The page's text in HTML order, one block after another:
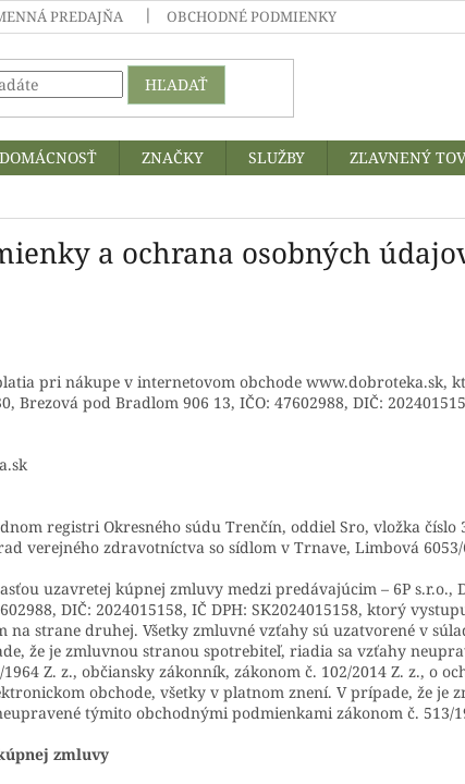
PREDAJŇA OBCHODNÉ PODMIENKY A OCHRANA
HĽADAŤ
DOMÁCNOSŤ ZNAČKY SLUŽBY
ZĽAVNENÝ
a ochrana osobných
pri nákupe v internetovom obchode www.dobroteka.sk,
Brezová pod Bradlom 906 13, IČO: 47602988, DIČ:
registri Okresného súdu Trenčín, oddiel Sro, vložka číslo
verejného zdravotníctva so sídlom v Trnave, Limbová
uzavretej kúpnej zmluvy medzi predávajúcim – 6P s.r.o.,
DIČ: 2024015158, IČ DPH: SK2024015158, ktorý
na strane druhej. Všetky zmluvné vzťahy sú uzatvorené v
že je zmluvnou stranou spotrebiteľ, riadia sa vzťahy
Z. z., občiansky zákonník, zákonom č. 102/2014 Z. z., o
obchode, všetky v platnom znení. V prípade, že je
týmito obchodnými podmienkami zákonom č. 513/
zmluvy